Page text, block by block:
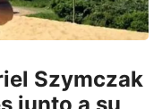
Szymczak